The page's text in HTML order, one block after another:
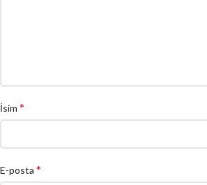
İsim *
E-posta *